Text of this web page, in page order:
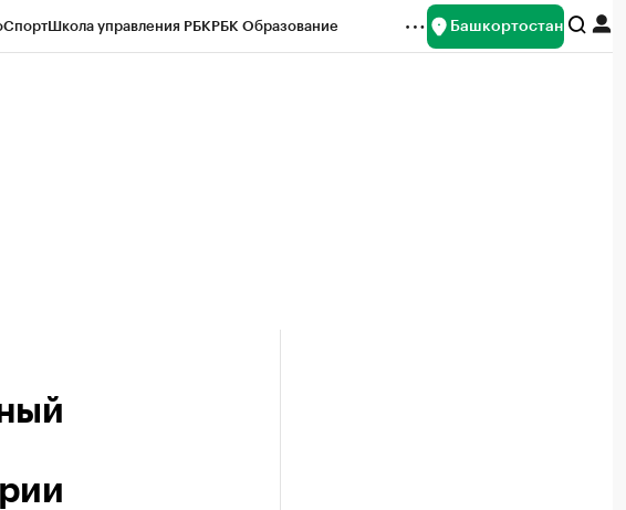
СпортШкола управления РБКРБК Образование Башкортостан